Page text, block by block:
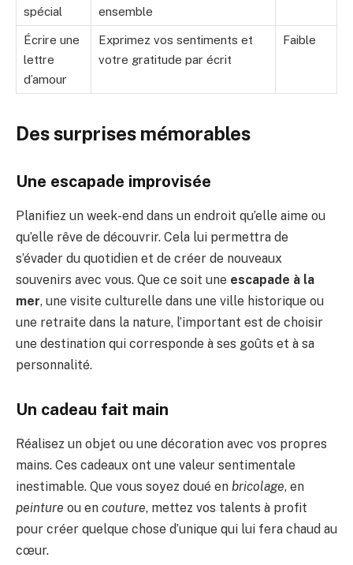
spécial
ensemble
Écrire une
lettre
d’amour
Exprimez vos sentiments et
votre gratitude par écrit
Faible
Des surprises mémorables
Une escapade improvisée
Planifiez un week-end dans un endroit qu’elle aime ou
qu’elle rêve de découvrir. Cela lui permettra de
s’évader du quotidien et de créer de nouveaux
souvenirs avec vous. Que ce soit une escapade à la
mer, une visite culturelle dans une ville historique ou
une retraite dans la nature, l’important est de choisir
une destination qui corresponde à ses goûts et à sa
personnalité.
Un cadeau fait main
Réalisez un objet ou une décoration avec vos propres
mains. Ces cadeaux ont une valeur sentimentale
inestimable. Que vous soyez doué en bricolage, en
peinture ou en couture, mettez vos talents à profit
pour créer quelque chose d’unique qui lui fera chaud au
cœur.